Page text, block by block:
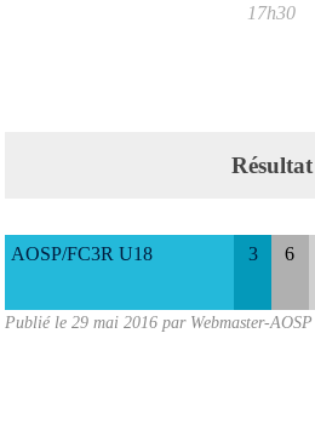
17h30
Résultat
AOSP/FC3R U18 3 6
Publié le 29 mai 2016 par Webmaster-AOSP